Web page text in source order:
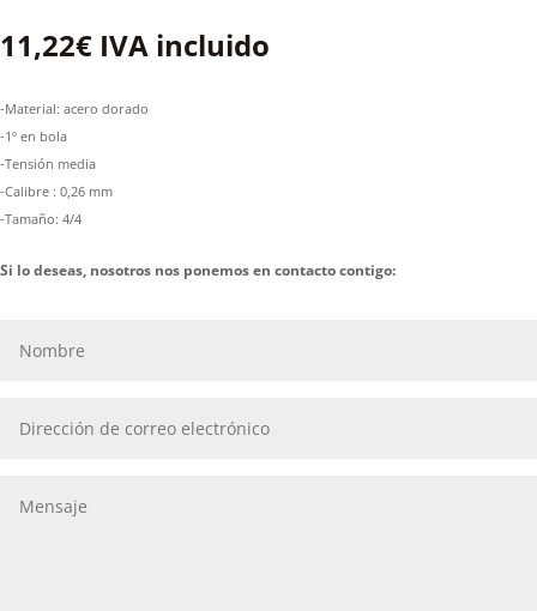
11,22€ IVA incluido
-Material: acero dorado
-1º en bola
-Tensión media
-Calibre : 0,26 mm
-Tamaño: 4/4
Si lo deseas, nosotros nos ponemos en contacto contigo: